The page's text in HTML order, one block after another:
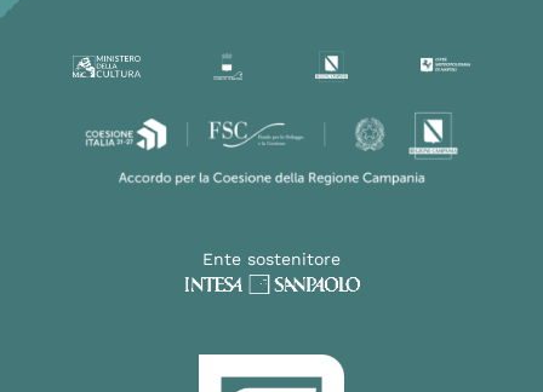
Ente sostenitore